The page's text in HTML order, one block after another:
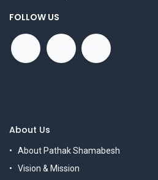
FOLLOW US
About Us
About Pathak Shamabesh
Vision & Mission